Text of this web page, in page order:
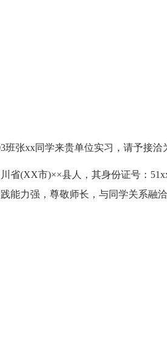
班张xx同学来贵单位实习，请予接洽
省(XX市)××县人，其身份证号：
能力强，尊敬师长，与同学关系融洽